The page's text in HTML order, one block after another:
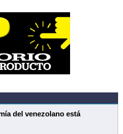
del venezolano está